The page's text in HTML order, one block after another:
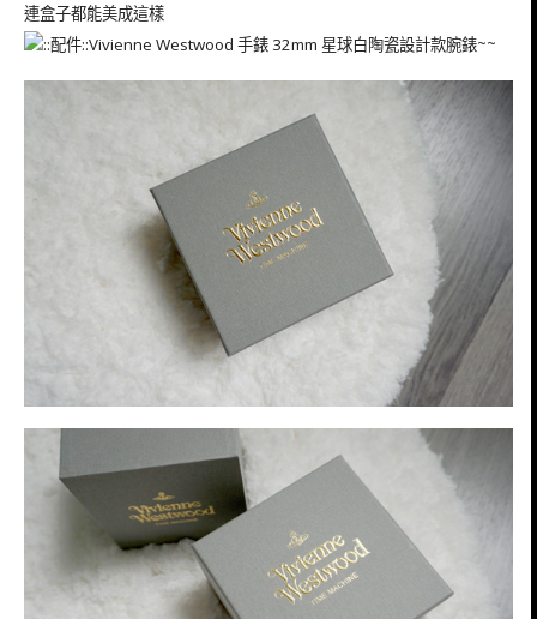
連盒子都能美成這樣
~~